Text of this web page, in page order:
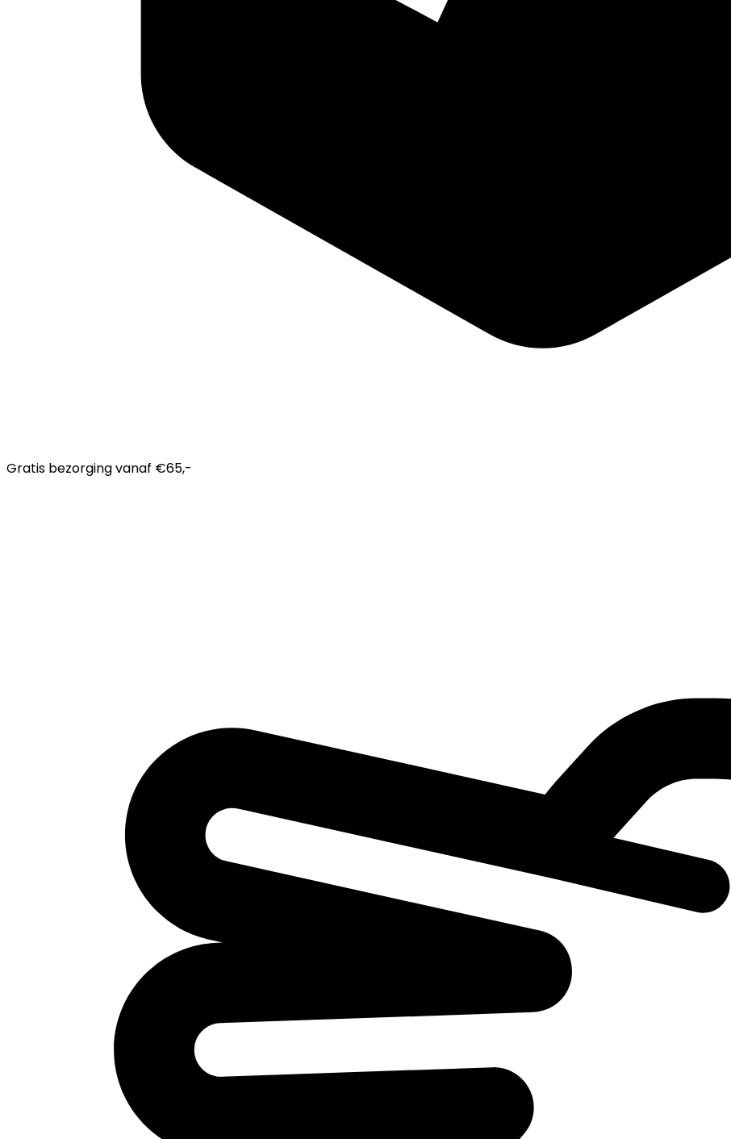
Gratis bezorgingvanaf €65,-